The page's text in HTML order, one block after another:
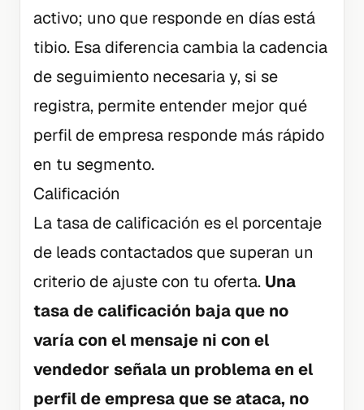
activo; uno que responde en días está
tibio. Esa diferencia cambia la cadencia
de seguimiento necesaria y, si se
registra, permite entender mejor qué
perfil de empresa responde más rápido
en tu segmento.
Calificación
La tasa de calificación es el porcentaje
de leads contactados que superan un
criterio de ajuste con tu oferta. Una
tasa de calificación baja que no
varía con el mensaje ni con el
vendedor señala un problema en el
perfil de empresa que se ataca, no